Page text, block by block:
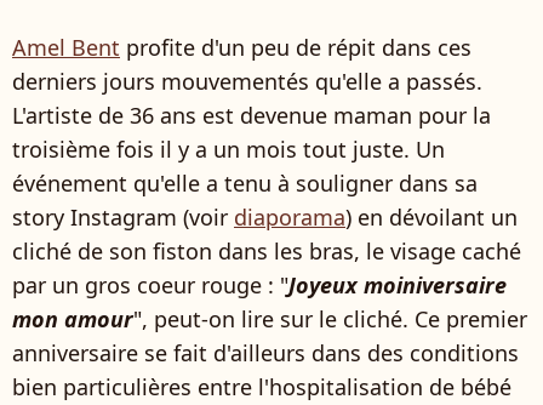
Amel Bent profite d'un peu de répit dans ces
derniers jours mouvementés qu'elle a passés.
L'artiste de 36 ans est devenue maman pour la
troisième fois il y a un mois tout juste. Un
événement qu'elle a tenu à souligner dans sa
story Instagram (voir diaporama) en dévoilant un
cliché de son fiston dans les bras, le visage caché
par un gros coeur rouge : "Joyeux moiniversaire
mon amour", peut-on lire sur le cliché. Ce premier
anniversaire se fait d'ailleurs dans des conditions
bien particulières entre l'hospitalisation de bébé